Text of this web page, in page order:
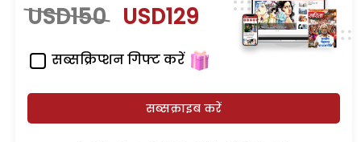
USD150 USD129
सब्सक्रिप्शन गिफ्ट करें
सब्सक्राइब करें